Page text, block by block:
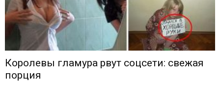
Королевы гламура рвут соцсети: свежая
порция